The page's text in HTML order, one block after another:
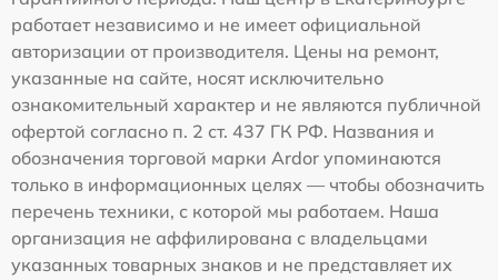
работает независимо и не имеет официальной
авторизации от производителя. Цены на ремонт,
указанные на сайте, носят исключительно
ознакомительный характер и не являются публичной
офертой согласно п. 2 ст. 437 ГК РФ. Названия и
обозначения торговой марки Ardor упоминаются
только в информационных целях — чтобы обозначить
перечень техники, с которой мы работаем. Наша
организация не аффилирована с владельцами
указанных товарных знаков и не представляет их